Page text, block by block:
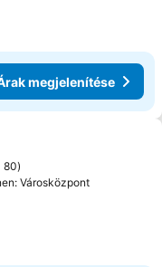
megjelenítése
a kedvencekhez
80
Városközpont